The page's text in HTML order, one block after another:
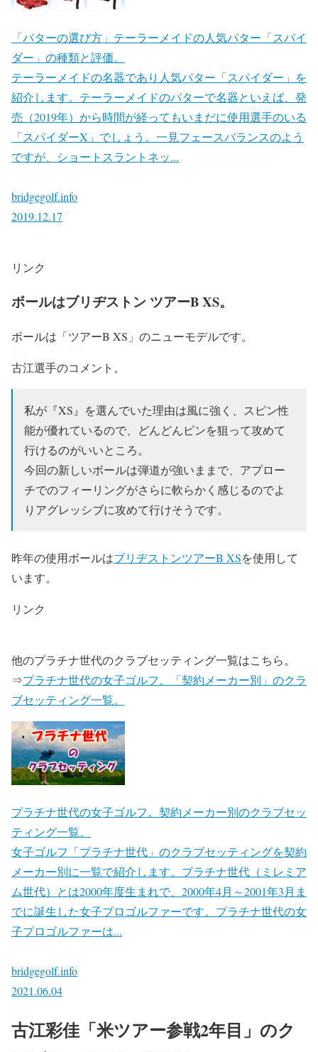
「パターの選び方」テーラーメイドの人気パター「スパイ
ダー」の種類と評価。
テーラーメイドの名器であり人気パター「スパイダー」を
紹介します。テーラーメイドのパターで名器といえば、発
売（2019年）から時間が経ってもいまだに使用選手のいる
「スパイダーX」でしょう。一見フェースバランスのよう
ですが、ショートスラントネッ...
bridgegolf.info
2019.12.17
リンク
ボールはブリヂストン ツアーB XS。
ボールは「ツアーB XS」のニューモデルです。
古江選手のコメント。
私が『XS』を選んでいた理由は風に強く、スピン性
能が優れているので、どんどんピンを狙って攻めて
行けるのがいいところ。
今回の新しいボールは弾道が強いままで、アプロー
チでのフィーリングがさらに軟らかく感じるのでよ
りアグレッシブに攻めて行けそうです。
昨年の使用ボールはブリヂストンツアーB XSを使用して
います。
リンク
他のプラチナ世代のクラブセッティング一覧はこちら。
⇒プラチナ世代の女子ゴルフ。「契約メーカー別」のクラ
ブセッティング一覧。
プラチナ世代の女子ゴルフ。契約メーカー別のクラブセッ
ティング一覧。
女子ゴルフ「プラチナ世代」のクラブセッティングを契約
メーカー別に一覧で紹介します。プラチナ世代（ミレミア
ム世代）とは2000年度生まれで、2000年4月～2001年3月ま
でに誕生した女子プロゴルファーです。プラチナ世代の女
子プロゴルファーは...
bridgegolf.info
2021.06.04
古江彩佳「米ツアー参戦2年目」のク